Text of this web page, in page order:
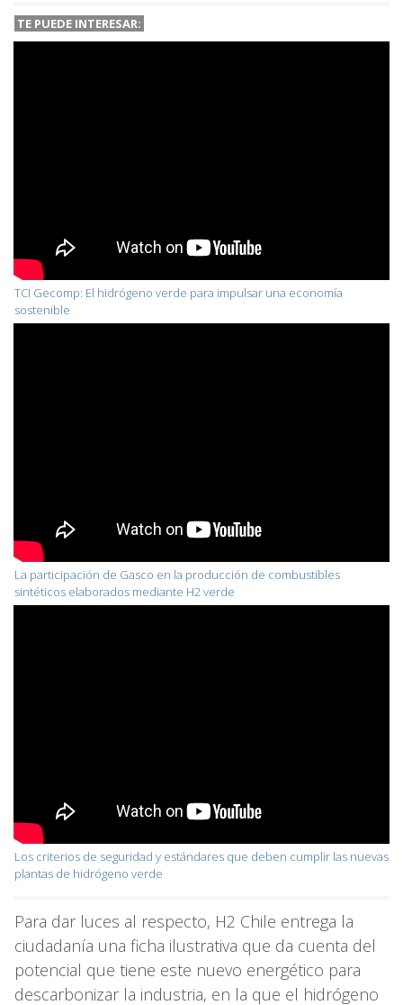
TE PUEDE INTERESAR:
TCI Gecomp: El hidrógeno verde para impulsar una economía
sostenible
La participación de Gasco en la producción de combustibles
sintéticos elaborados mediante H2 verde
Los criterios de seguridad y estándares que deben cumplir las nuevas
plantas de hidrógeno verde
Para dar luces al respecto, H2 Chile entrega la
ciudadanía una ficha ilustrativa que da cuenta del
potencial que tiene este nuevo energético para
descarbonizar la industria, en la que el hidrógeno